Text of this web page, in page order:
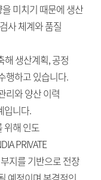
미치기 때문에 생산
사 체계와 품질
해 생산계획, 공정
행하고 있습니다.
리와 양산 이력
입니다.
위해 인도
PRIVATE
지를 기반으로 전장